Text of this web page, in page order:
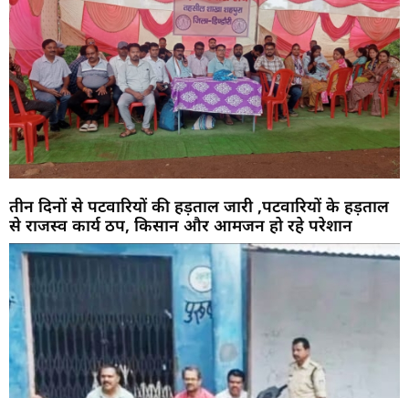
तीन दिनों से पटवारियों की हड़ताल जारी ,पटवारियों के हड़ताल
से राजस्व कार्य ठप, किसान और आमजन हो रहे परेशान